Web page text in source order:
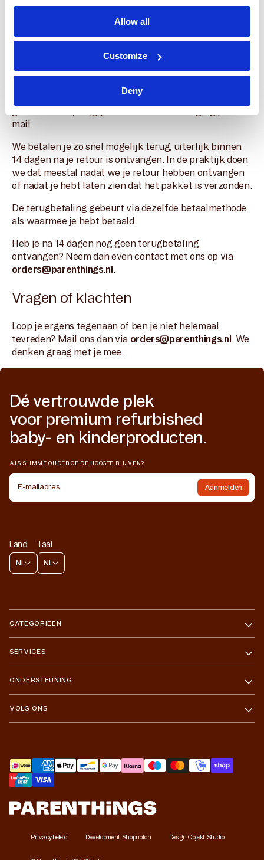
Allow all
Customize
Deny
mee van het product en de verpakking.
We kijken dan samen naar een passende oplossing,
zoals reparatie, omruilen of terugbetaling.
Terugbetaling
Zodra we je retour hebben ontvangen en
mail.
We betalen je zo snel mogelijk terug, uiterlijk binnen
14 dagen na je retour is ontvangen. In de praktijk doen
we dat meestal nadat we je retour hebben ontvangen
of nadat je hebt laten zien dat het pakket is verzonden.
De terugbetaling gebeurt via dezelfde betaalmethode
als waarmee je hebt betaald.
Heb je na 14 dagen nog geen terugbetaling
ontvangen? Neem dan even contact met ons op via
orders@parenthings.nl.
Vragen of klachten
Loop je ergens tegenaan of ben je niet helemaal
tevreden? Mail ons dan via orders@parenthings.nl. We
denken graag met je mee.
Land
NL
Taal
NL
Dé vertrouwde plek
voor premium refurbished
baby- en kinderproducten.
CATEGORIEËN
SERVICES
ONDERSTEUNING
VOLG ONS
ALS SLIMME OUDER OP DE HOOGTE BLIJVEN?
E-mailadres Aanmelden
Betaalmethoden
Privacybeleid Development Shopnotch Design Objekt Studio